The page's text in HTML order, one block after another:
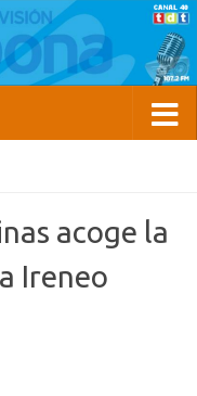
acoge la
Ireneo